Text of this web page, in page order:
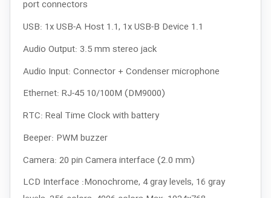
port connectors
USB: 1x USB-A Host 1.1, 1x USB-B Device 1.1
Audio Output: 3.5 mm stereo jack
Audio Input: Connector + Condenser microphone
Ethernet: RJ-45 10/100M (DM9000)
RTC: Real Time Clock with battery
Beeper: PWM buzzer
Camera: 20 pin Camera interface (2.0 mm)
LCD Interface :Monochrome, 4 gray levels, 16 gray